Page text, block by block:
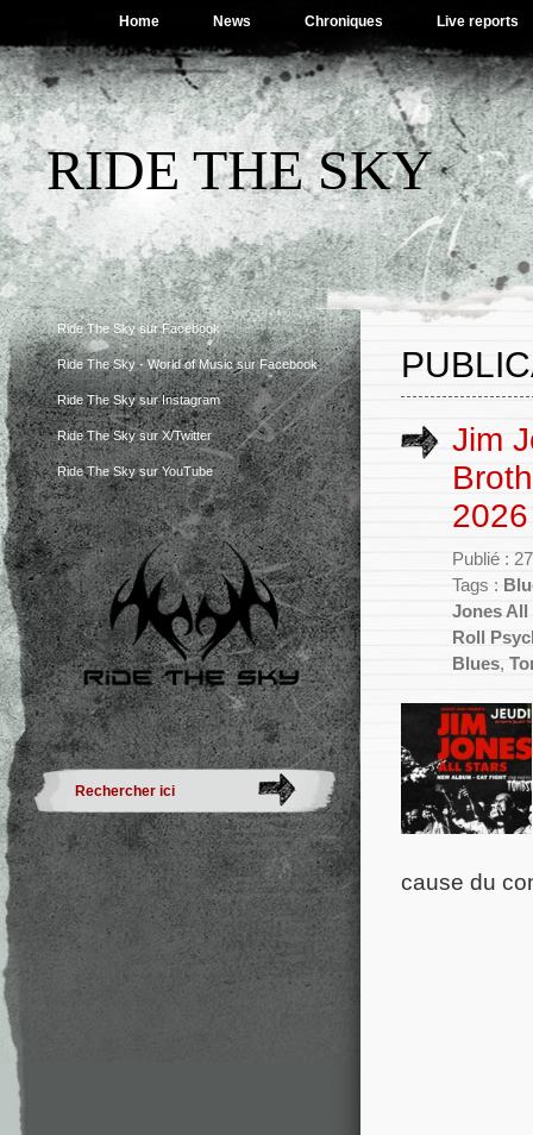
Home News Chroniques Live reports
RIDE THE SKY
Ride The Sky sur Facebook
Ride The Sky - World of Music sur Facebook
Ride The Sky sur Instagram
Ride The Sky sur X/Twitter
Ride The Sky sur YouTube
Jim
2026
Publié :
Tags :
Jones All
Roll
Blues,
cause du